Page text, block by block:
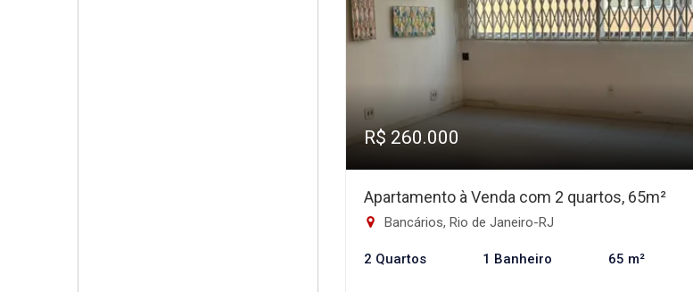
R$ 260.000
Apartamento à Venda com 2 quartos, 65m²
Bancários, Rio de Janeiro-RJ
2 Quartos 1 Banheiro 65 m²